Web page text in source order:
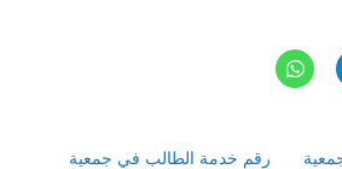
رقم خدمة الطالب في جمعية